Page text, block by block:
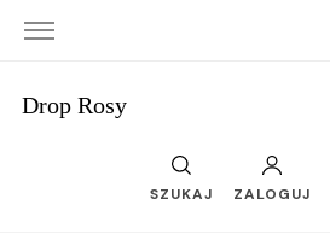
Drop Rosy
SZUKAJ ZALOGUJ